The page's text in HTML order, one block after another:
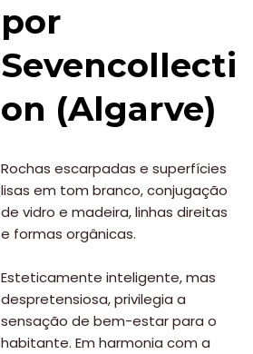
por
Sevencollecti
on (Algarve)
Rochas escarpadas e superfícies
lisas em tom branco, conjugação
de vidro e madeira, linhas direitas
e formas orgânicas.
Esteticamente inteligente, mas
despretensiosa, privilegia a
sensação de bem-estar para o
habitante. Em harmonia com a